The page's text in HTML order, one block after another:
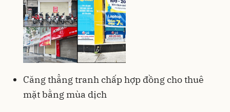
Căng thẳng tranh chấp hợp đồng cho thuê
mặt bằng mùa dịch